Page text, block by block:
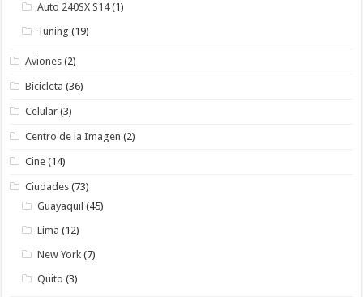
Auto 240SX S14(1)
Tuning (19)
Aviones (2)
Bicicleta (36)
Celular (3)
Centro de la Imagen (2)
Cine (14)
Ciudades (73)
Guayaquil (45)
Lima (12)
New York (7)
Quito (3)